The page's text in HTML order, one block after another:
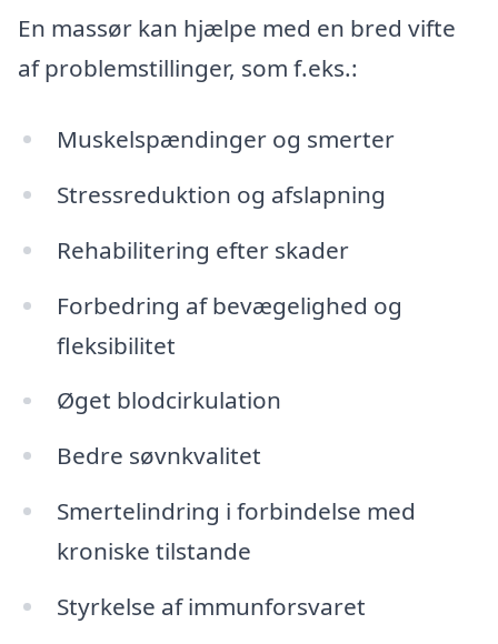
En massør kan hjælpe med en bred vifte
af problemstillinger, som f.eks.:
Muskelspændinger og smerter
Stressreduktion og afslapning
Rehabilitering efter skader
Forbedring af bevægelighed og
fleksibilitet
Øget blodcirkulation
Bedre søvnkvalitet
Smertelindring i forbindelse med
kroniske tilstande
Styrkelse af immunforsvaret